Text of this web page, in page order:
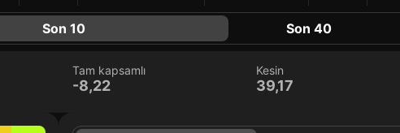
Son 10 Son 40
Tam kapsamlı
-8,22
Kesin
39,17